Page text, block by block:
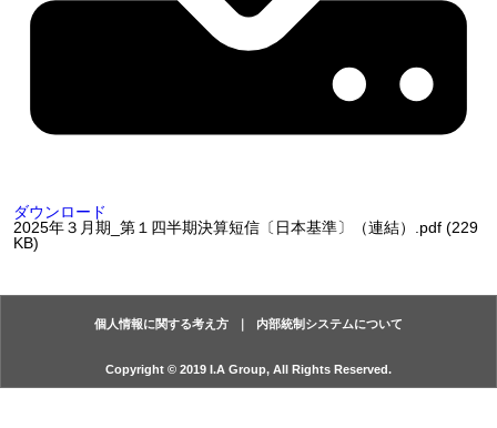
ダウンロード
2025年３月期_第１四半期決算短信〔日本基準〕（連結）.pdf (229
KB)
個人情報に関する考え方 内部統制システムについて
Copyright © 2019 I.A Group, All Rights Reserved.